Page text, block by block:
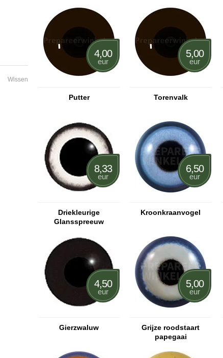
4,00
eur
Putter
5,00
eur
Torenvalk
8,33
eur
Driekleurige
Glansspreeuw
6,50
eur
Kroonkraanvogel
4,50
eur
Gierzwaluw
5,00
eur
Grijze roodstaart
papegaai
Wissen